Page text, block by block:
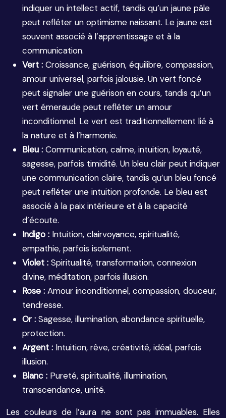
indiquer un intellect actif, tandis qu’un jaune pâle
peut refléter un optimisme naissant. Le jaune est
souvent associé à l’apprentissage et à la
communication.
Vert : Croissance, guérison, équilibre, compassion,
amour universel, parfois jalousie. Un vert foncé
peut signaler une guérison en cours, tandis qu’un
vert émeraude peut refléter un amour
inconditionnel. Le vert est traditionnellement lié à
la nature et à l’harmonie.
Bleu : Communication, calme, intuition, loyauté,
sagesse, parfois timidité. Un bleu clair peut indiquer
une communication claire, tandis qu’un bleu foncé
peut refléter une intuition profonde. Le bleu est
associé à la paix intérieure et à la capacité
d’écoute.
Indigo : Intuition, clairvoyance, spiritualité,
empathie, parfois isolement.
Violet : Spiritualité, transformation, connexion
divine, méditation, parfois illusion.
Rose : Amour inconditionnel, compassion, douceur,
tendresse.
Or : Sagesse, illumination, abondance spirituelle,
protection.
Argent : Intuition, rêve, créativité, idéal, parfois
illusion.
Blanc : Pureté, spiritualité, illumination,
transcendance, unité.
Les couleurs de l’aura ne sont pas immuables. Elles